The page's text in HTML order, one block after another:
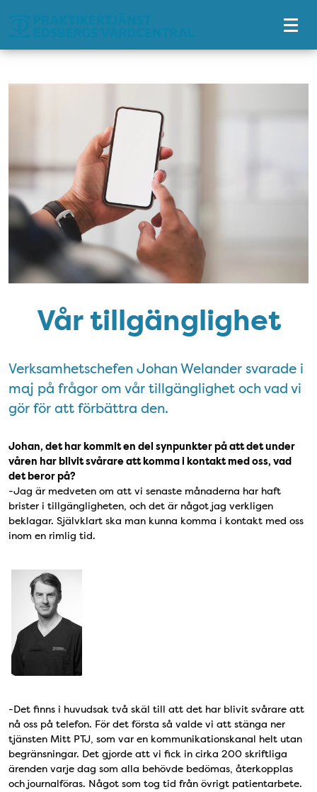
Vår tillgänglighet
Verksamhetschefen Johan Welander svarade i
maj på frågor om vår tillgänglighet och vad vi
gör för att förbättra den.
Johan, det har kommit en del synpunkter på att det under
våren har blivit svårare att komma i kontakt med oss, vad
det beror på?
-Jag är medveten om att vi senaste månaderna har haft
brister i tillgängligheten, och det är något jag verkligen
beklagar. Självklart ska man kunna komma i kontakt med oss
inom en rimlig tid.
-Det finns i huvudsak två skäl till att det har blivit svårare att
nå oss på telefon. För det första så valde vi att stänga ner
tjänsten Mitt PTJ, som var en kommunikationskanal helt utan
begränsningar. Det gjorde att vi fick in cirka 200 skriftliga
ärenden varje dag som alla behövde bedömas, återkopplas
och journalföras. Något som tog tid från övrigt patientarbete.